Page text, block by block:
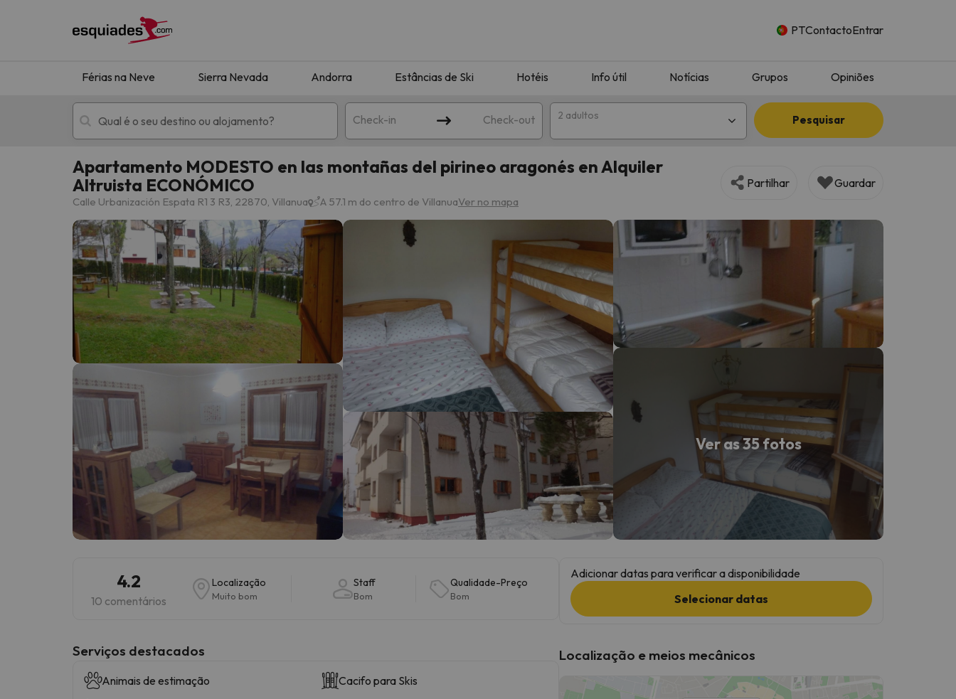
PTContactoEntrar
Férias na Neve Sierra Nevada Andorra Estâncias de Ski Hotéis Info útil Notícias Grupos Opiniões
Check-in Check-out 2 adultos Pesquisar
Férias na neve Hotéis de montanha
Oops, não encontramos nenhum resultado que corresponda à sua pesquisa. Tente modificar o destino.
Bem, parece que o nosso Seeker perdeu o seu caminho. Assim que encontrar a sua bússola, estará de volta.
Apartamento MODESTO en las montañas del pirineo aragonés en Alquiler
Altruista ECONÓMICO
Calle Urbanización Espata R1 3 R3, 22870, Villanua A 57.1 m do centro de VillanuaVer no mapa
Partilhar Guardar
Ver as 35 fotos
4.2
10 comentários
Localização
Muito bom
Staff
Bom
Qualidade-Preço
Bom
Serviços destacados
Animais de estimação
Cacifo para Skis
Adicionar datas para verificar a disponibilidade
Selecionar datas
Localização e meios mecânicos